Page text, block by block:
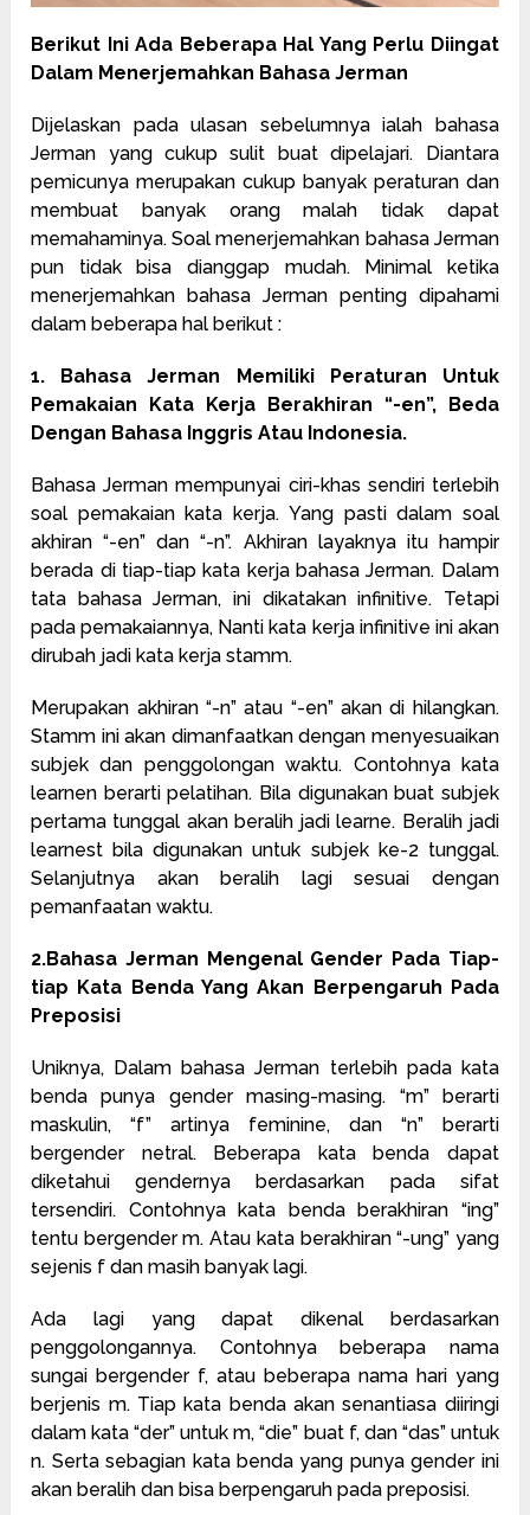
Berikut Ini Ada Beberapa Hal Yang Perlu Diingat
Dalam Menerjemahkan Bahasa Jerman
Dijelaskan pada ulasan sebelumnya ialah bahasa
Jerman yang cukup sulit buat dipelajari. Diantara
pemicunya merupakan cukup banyak peraturan dan
membuat banyak orang malah tidak dapat
memahaminya. Soal menerjemahkan bahasa Jerman
pun tidak bisa dianggap mudah. Minimal ketika
menerjemahkan bahasa Jerman penting dipahami
dalam beberapa hal berikut :
1. Bahasa Jerman Memiliki Peraturan Untuk
Pemakaian Kata Kerja Berakhiran “-en”, Beda
Dengan Bahasa Inggris Atau Indonesia.
Bahasa Jerman mempunyai ciri-khas sendiri terlebih
soal pemakaian kata kerja. Yang pasti dalam soal
akhiran “-en” dan “-n”. Akhiran layaknya itu hampir
berada di tiap-tiap kata kerja bahasa Jerman. Dalam
tata bahasa Jerman, ini dikatakan infinitive. Tetapi
pada pemakaiannya, Nanti kata kerja infinitive ini akan
dirubah jadi kata kerja stamm.
Merupakan akhiran “-n” atau “-en” akan di hilangkan.
Stamm ini akan dimanfaatkan dengan menyesuaikan
subjek dan penggolongan waktu. Contohnya kata
learnen berarti pelatihan. Bila digunakan buat subjek
pertama tunggal akan beralih jadi learne. Beralih jadi
learnest bila digunakan untuk subjek ke-2 tunggal.
Selanjutnya akan beralih lagi sesuai dengan
pemanfaatan waktu.
2.Bahasa Jerman Mengenal Gender Pada Tiap-
tiap Kata Benda Yang Akan Berpengaruh Pada
Preposisi
Uniknya, Dalam bahasa Jerman terlebih pada kata
benda punya gender masing-masing. “m” berarti
maskulin, “f” artinya feminine, dan “n” berarti
bergender netral. Beberapa kata benda dapat
diketahui gendernya berdasarkan pada sifat
tersendiri. Contohnya kata benda berakhiran “ing”
tentu bergender m. Atau kata berakhiran “-ung” yang
sejenis f dan masih banyak lagi.
Ada lagi yang dapat dikenal berdasarkan
penggolongannya. Contohnya beberapa nama
sungai bergender f, atau beberapa nama hari yang
berjenis m. Tiap kata benda akan senantiasa diiringi
dalam kata “der” untuk m, “die” buat f, dan “das” untuk
n. Serta sebagian kata benda yang punya gender ini
akan beralih dan bisa berpengaruh pada preposisi.